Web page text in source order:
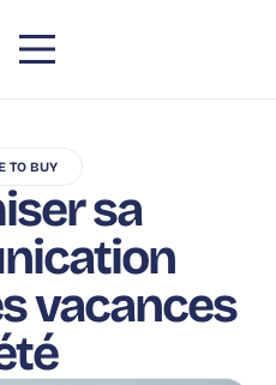
TO BUY
sa
vacances